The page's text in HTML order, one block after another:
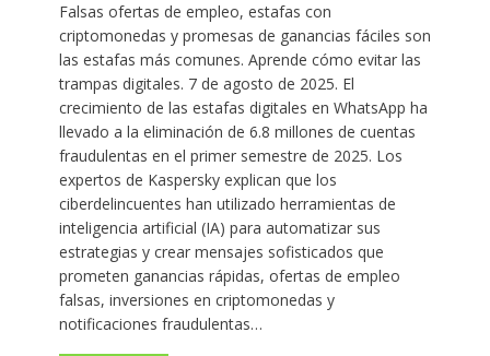
Falsas ofertas de empleo, estafas con
criptomonedas y promesas de ganancias fáciles son
las estafas más comunes. Aprende cómo evitar las
trampas digitales. 7 de agosto de 2025. El
crecimiento de las estafas digitales en WhatsApp ha
llevado a la eliminación de 6.8 millones de cuentas
fraudulentas en el primer semestre de 2025. Los
expertos de Kaspersky explican que los
ciberdelincuentes han utilizado herramientas de
inteligencia artificial (IA) para automatizar sus
estrategias y crear mensajes sofisticados que
prometen ganancias rápidas, ofertas de empleo
falsas, inversiones en criptomonedas y
notificaciones fraudulentas…